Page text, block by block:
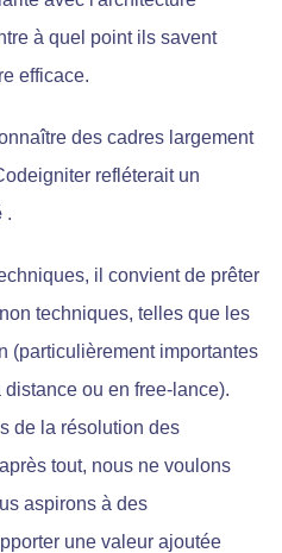
à quel point ils savent
efficace.
des cadres largement
refléterait un
.
il convient de prêter
techniques, telles que les
(particulièrement importantes
ou en free-lance).
de la résolution des
tout, nous ne voulons
aspirons à des
une valeur ajoutée